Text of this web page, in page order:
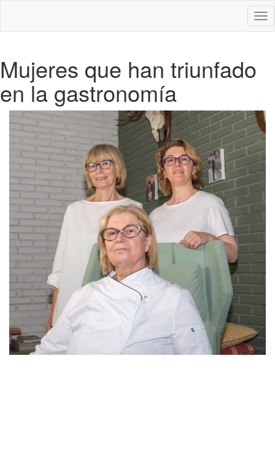
Mujeres que han triunfado
en la gastronomía